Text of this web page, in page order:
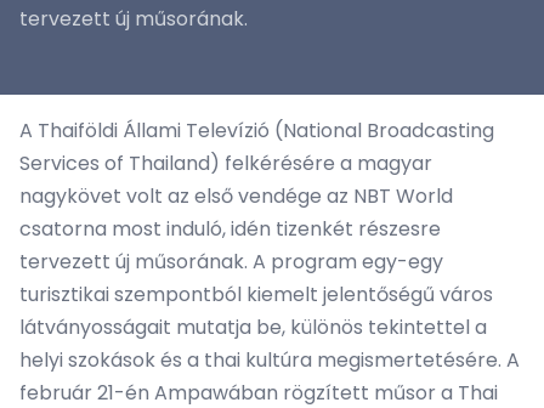
tervezett új műsorának.
A Thaiföldi Állami Televízió (National Broadcasting
Services of Thailand) felkérésére a magyar
nagykövet volt az első vendége az NBT World
csatorna most induló, idén tizenkét részesre
tervezett új műsorának. A program egy-egy
turisztikai szempontból kiemelt jelentőségű város
látványosságait mutatja be, különös tekintettel a
helyi szokások és a thai kultúra megismertetésére. A
február 21-én Ampawában rögzített műsor a Thai